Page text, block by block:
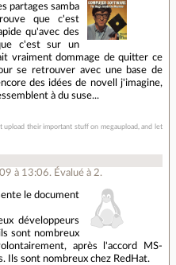
partages samba
que c'est
qu'avec des
c'est sur un
vraiment dommage de quitter ce
se retrouver avec une base de
des idées de novell j'imagine,
à du suse...
upload their important stuff on megaupload, and let
à 13:06.Évalué à 2.
le document
développeurs
sont nombreux
après l'accord MS-
Ils sont nombreux chez RedHat.